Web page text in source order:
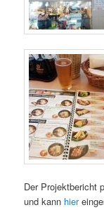
Der Projektbericht
und kann hier